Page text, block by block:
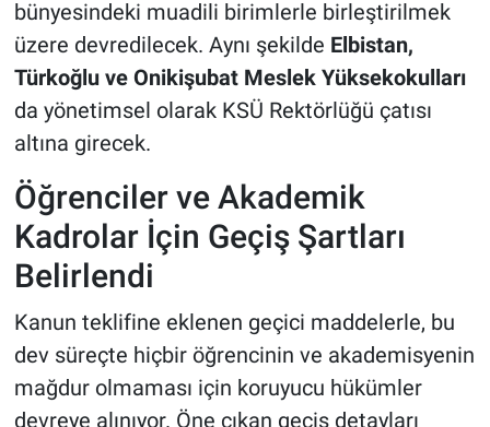
bünyesindeki muadili birimlerle birleştirilmek
üzere devredilecek. Aynı şekilde Elbistan,
Türkoğlu ve Onikişubat Meslek Yüksekokulları
da yönetimsel olarak KSÜ Rektörlüğü çatısı
altına girecek.
Öğrenciler ve Akademik
Kadrolar İçin Geçiş Şartları
Belirlendi
Kanun teklifine eklenen geçici maddelerle, bu
dev süreçte hiçbir öğrencinin ve akademisyenin
mağdur olmaması için koruyucu hükümler
devreye alınıyor. Öne çıkan geçiş detayları